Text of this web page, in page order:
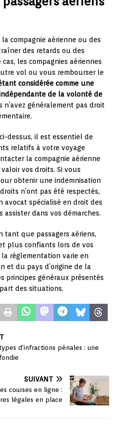
compagnie aérienne ou des
des retards ou des
les compagnies aériennes
vol ou vous rembourser le
considérée comme une
de la volonté de
n’avez généralement pas droit
dessus, il est essentiel de
relatifs à votre voyage
la compagnie aérienne
vos droits. Si vous
obtenir une indemnisation
n’ont pas été respectés,
avocat spécialisé en droit des
assister dans vos démarches.
tant que passagers aériens,
plus confiants lors de vos
la réglementation varie en
et du pays d’origine de la
principes généraux présentés
des situations.
d’infractions pénales : une
SUIVANT
courses en ligne :
légales en place